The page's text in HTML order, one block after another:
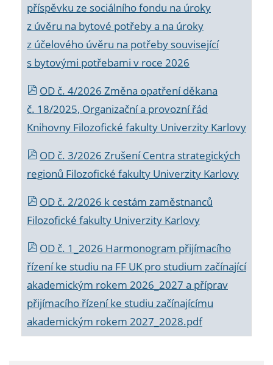
příspěvku ze sociálního fondu na úroky
z úvěru na bytové potřeby a na úroky
z účelového úvěru na potřeby související
s bytovými potřebami v roce 2026
OD č. 4/2026 Změna opatření děkana
č. 18/2025, Organizační a provozní řád
Knihovny Filozofické fakulty Univerzity Karlovy
OD č. 3/2026 Zrušení Centra strategických
regionů Filozofické fakulty Univerzity Karlovy
OD č. 2/2026 k cestám zaměstnanců
Filozofické fakulty Univerzity Karlovy
OD č. 1_2026 Harmonogram přijímacího
řízení ke studiu na FF UK pro studium začínající
akademickým rokem 2026_2027 a příprav
přijímacího řízení ke studiu začínajícímu
akademickým rokem 2027_2028.pdf